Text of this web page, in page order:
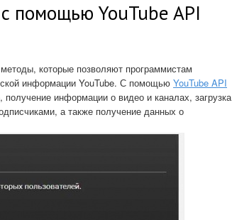
помощью YouTube API
которые позволяют программистам
информации YouTube. С помощью YouTube API
информации о видео и каналах, загрузка
а также получение данных о